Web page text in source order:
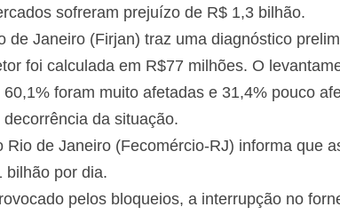
sofreram prejuízo de R$ 1,3 bilhão.
Janeiro (Firjan) traz uma diagnóstico
foi calculada em R$77 milhões. O
foram muito afetadas e 31,4% pouco
da situação.
de Janeiro (Fecomércio-RJ) informa que
bilhão por dia.
pelos bloqueios, a interrupção no